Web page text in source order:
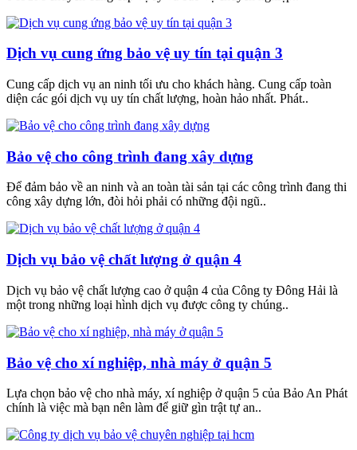
Dịch vụ cung ứng bảo vệ uy tín tại quận 3
Cung cấp dịch vụ an ninh tối ưu cho khách hàng. Cung cấp toàn
diện các gói dịch vụ uy tín chất lượng, hoàn hảo nhất. Phát..
Bảo vệ cho công trình đang xây dựng
Để đảm bảo về an ninh và an toàn tài sản tại các công trình đang thi
công xây dựng lớn, đòi hỏi phải có những đội ngũ..
Dịch vụ bảo vệ chất lượng ở quận 4
Dịch vụ bảo vệ chất lượng cao ở quận 4 của Công ty Đông Hải là
một trong những loại hình dịch vụ được công ty chúng..
Bảo vệ cho xí nghiệp, nhà máy ở quận 5
Lựa chọn bảo vệ cho nhà máy, xí nghiệp ở quận 5 của Bảo An Phát
chính là việc mà bạn nên làm để giữ gìn trật tự an..